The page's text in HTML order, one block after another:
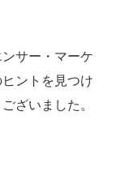
サー・マーケ
ントを見つけ
ざいました。